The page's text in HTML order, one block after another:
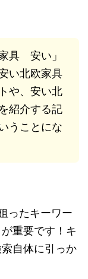
具 安い」
い北欧家具
や、安い北
紹介する記
うことにな
ったキーワー
重要です！キ
自体に引っか